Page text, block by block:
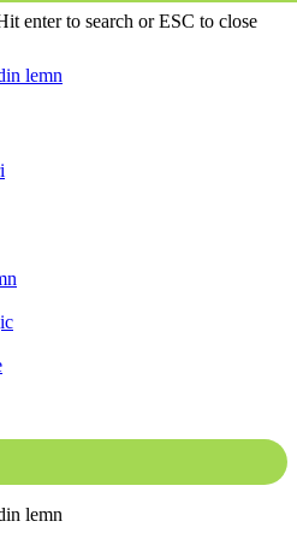
enter to search or ESC to close